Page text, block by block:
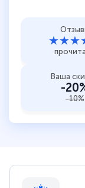
Ваша
-
-10%